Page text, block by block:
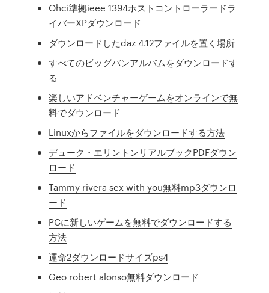
Ohci準拠ieee 1394ホストコントローラードラ
イバーXPダウンロード
ダウンロードしたdaz 4.12ファイルを置く場所
すべてのビッグバンアルバムをダウンロードす
る
楽しいアドベンチャーゲームをオンラインで無
料でダウンロード
Linuxからファイルをダウンロードする方法
デューク・エリントンリアルブックPDFダウン
ロード
Tammy rivera sex with you無料mp3ダウンロ
ード
PCに新しいゲームを無料でダウンロードする
方法
運命2ダウンロードサイズps4
Geo robert alonso無料ダウンロード